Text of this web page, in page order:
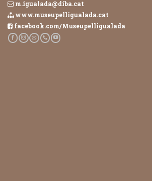
m.igualada@diba.cat
www.museupelligualada.cat
facebook.com/Museupelligualada